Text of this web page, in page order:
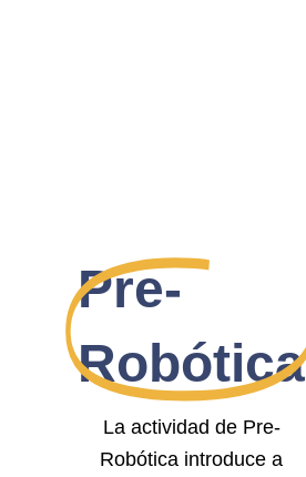
Pre-
Robótica
La actividad de Pre-
Robótica introduce a